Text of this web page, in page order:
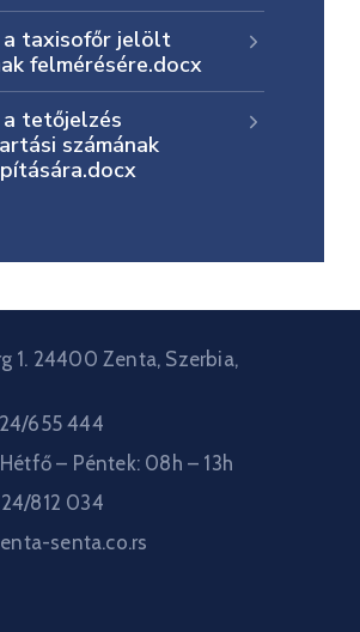
a taxisofőr jelölt
felmérésére.docx
tetőjelzés
számának
1. 24400 Zenta, Szerbia,
655 444
Hétfő – Péntek: 08h – 13h
812 034
senta.co.rs